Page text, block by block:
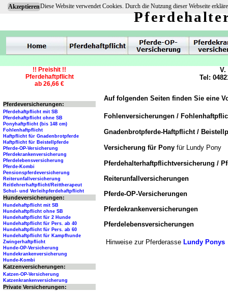
AkzeptierenDiese Website verwendet Cookies. Durch die Nutzung dieser Webseite
Auf folgenden Seiten finden Sie eine
Fohlenversicherungen /
Gnadenbrotpferde-Haftpflicht /
Versicherung für Pony für Lundy Pony
Pferdehalterhaftpflichtversicherung /
Reiterunfallversicherungen
Pferde-OP-Versicherungen
Pferdekrankenversicherungen
Pferdelebensversicherungen
Hinweise zur Pferderasse Lundy Ponys
V.
Tel:
!! Preishit !!
Pferdehaftpflicht
ab 26,66 €
Pferdeversicherungen:
Pferdehaftpflicht mit SB
Pferdehaftpflicht ohne SB
Ponyhaftpflicht (bis 148 cm)
Fohlenhaftpflicht
Haftpflicht für Gnadenbrotpferde
Haftpflicht für Beistellpferde
Pferde-OP-Versicherung
Pferdekrankenversicherung
Pferdelebensversicherung
Pferde-Kombi
Pensionspferdeversicherung
Reiterunfallversicherung
Reitlehrerhaftpflicht/Reittherapeut
Schul- und Verleihpferdehaftpflicht
Hundeversicherungen:
Hundehaftpflicht mit SB
Hundehaftpflicht ohne SB
Hundehaftpflicht für 2 Hunde
Hundehaftpflicht für Pers. ab 40
Hundehaftpflicht für Pers. ab 60
Hundehaftpflicht für Kampfhunde
Zwingerhaftpflicht
Hunde-OP-Versicherung
Hundekrankenversicherung
Hunde-Kombi
Katzenversicherungen:
Katzen-OP-Versicherung
Katzenkrankenversicherung
Private Versicherungen: